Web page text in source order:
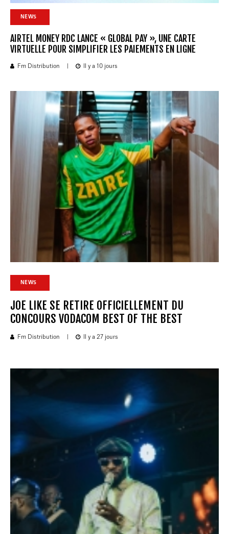
NEWS
AIRTEL MONEY RDC LANCE « GLOBAL PAY », UNE CARTE
VIRTUELLE POUR SIMPLIFIER LES PAIEMENTS EN LIGNE
Fm Distribution Il y a 10 jours
NEWS
JOE LIKE SE RETIRE OFFICIELLEMENT DU
CONCOURS VODACOM BEST OF THE BEST
Fm Distribution Il y a 27 jours